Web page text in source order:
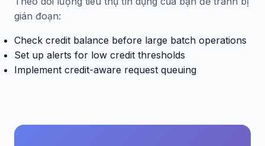
gián đoạn:
Check credit balance before large batch operations
Set up alerts for low credit thresholds
Implement credit-aware request queuing